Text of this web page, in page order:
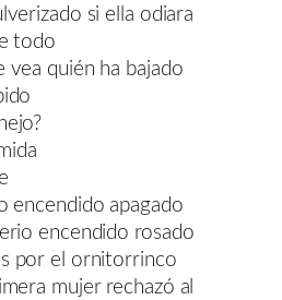
si ella odiara
todo
vea quién ha bajado
encendido apagado
encendido rosado
por el ornitorrinco
mujer rechazó al